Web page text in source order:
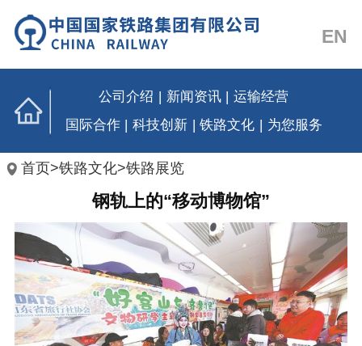
EN
公司介绍 新闻资讯
运输经营
国际合作 | 科技创新 | 铁路文化 | 为您服务
首页>铁路文化>铁路展览
钢轨上的“移动博物馆”